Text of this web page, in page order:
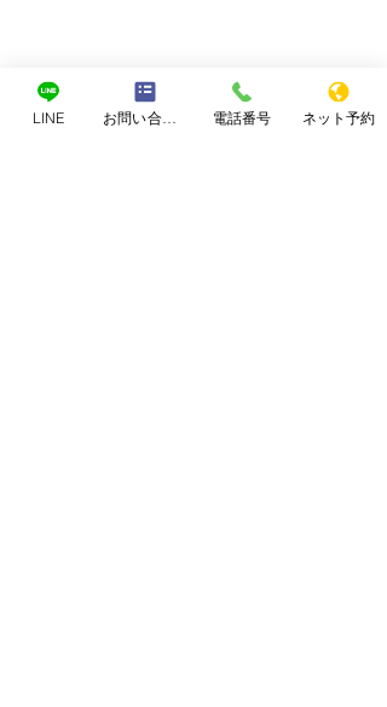
LINE お問い合わせフォーム 電話番号 ネット予約